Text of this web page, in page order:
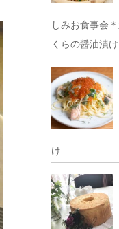
しみお食事会
くらの醤油漬け
け